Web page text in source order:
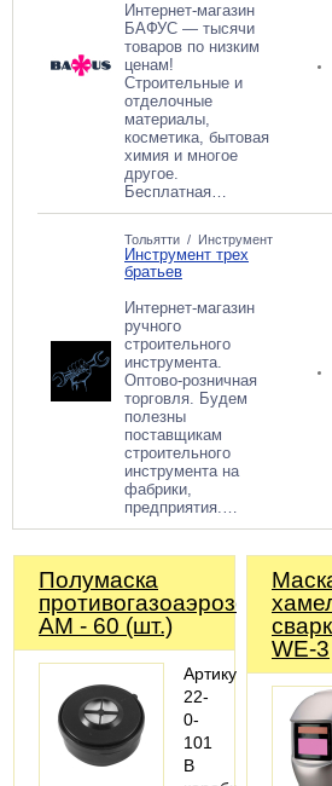
Интернет-магазин
БАФУС — тысячи
товаров по низким
ценам!
Строительные и
отделочные
материалы,
косметика, бытовая
химия и многое
другое.
Бесплатная…
Тольятти / Инструмент
Инструмент трех
братьев
Интернет-магазин
ручного
строительного
инструмента.
Оптово-розничная
торговля. Будем
полезны
поставщикам
строительного
инструмента на
фабрики,
предприятия.…
Полумаска
противогазоаэрозольная
АМ - 60 (шт.)
Артикул:
22-
0-
101
В
WE-3